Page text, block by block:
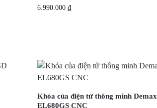
6.990.000 ₫
Khóa của điện tử thông minh Demax
EL680GS CNC